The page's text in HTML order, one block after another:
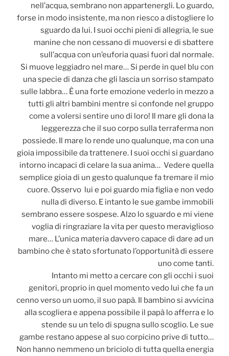
nell’acqua, sembrano non appartenergli. Lo guardo,
forse in modo insistente, ma non riesco a distogliere lo
sguardo da lui. I suoi occhi pieni di allegria, le sue
manine che non cessano di muoversi e di sbattere
sull’acqua con un’euforia quasi fuori dal normale.
Si muove leggiadro nel mare… Si perde in quel blu con
una specie di danza che gli lascia un sorriso stampato
sulle labbra… È una forte emozione vederlo in mezzo a
tutti gli altri bambini mentre si confonde nel gruppo
come a volersi sentire uno di loro! Il mare gli dona la
leggerezza che il suo corpo sulla terraferma non
possiede. Il mare lo rende uno qualunque, ma con una
gioia impossibile da trattenere. I suoi occhi si guardano
intorno incapaci di celare la sua anima… Vedere quella
semplice gioia di un gesto qualunque fa tremare il mio
cuore. Osservo lui e poi guardo mia figlia e non vedo
nulla di diverso. E intanto le sue gambe immobili
sembrano essere sospese. Alzo lo sguardo e mi viene
voglia di ringraziare la vita per questo meraviglioso
mare… L’unica materia davvero capace di dare ad un
bambino che è stato sfortunato l’opportunità di essere
uno come tanti.
Intanto mi metto a cercare con gli occhi i suoi
genitori, proprio in quel momento vedo lui che fa un
cenno verso un uomo, il suo papà. Il bambino si avvicina
alla scogliera e appena possibile il papà lo afferra e lo
stende su un telo di spugna sullo scoglio. Le sue
gambe restano appese al suo corpicino prive di tutto…
Non hanno nemmeno un briciolo di tutta quella energia